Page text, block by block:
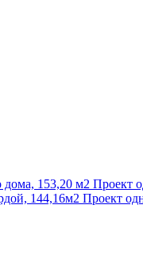
дома, 153,20 м2 Проект
144,16м2 Проект